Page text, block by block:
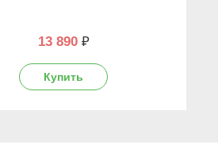
13 890 ₽